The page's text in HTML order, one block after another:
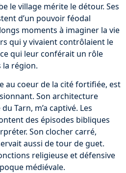
le village mérite le détour. Ses
d’un pouvoir féodal
moments à imaginer la vie
qui y vivaient contrôlaient le
qui leur conférait un rôle
la région.
au coeur de la cité fortifiée, est
Son architecture
Tarn, m’a captivé. Les
des épisodes bibliques
Son clocher carré,
aussi de tour de guet.
religieuse et défensive
médiévale.